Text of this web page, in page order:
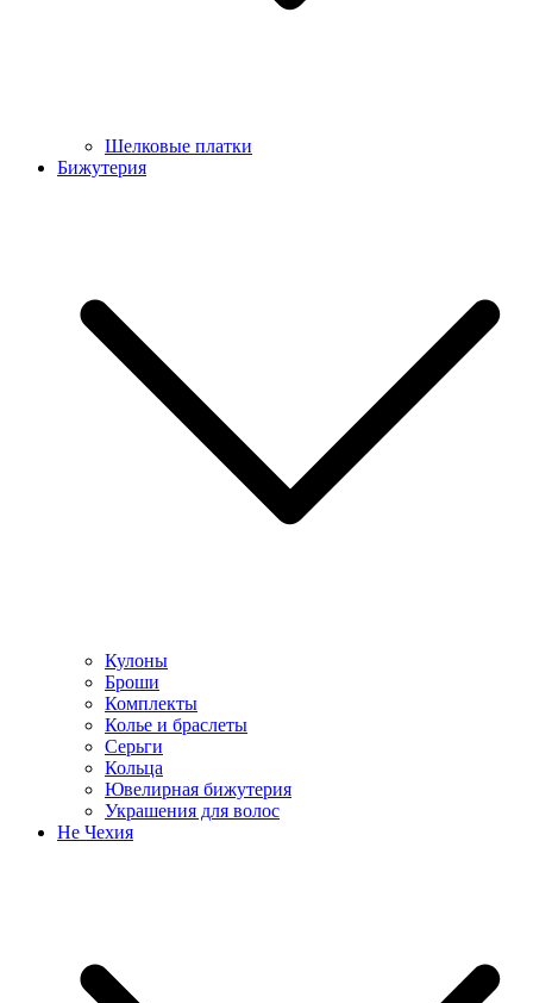
Шелковые платки
Бижутерия
Кулоны
Броши
Комплекты
Колье и браслеты
Серьги
Кольца
Ювелирная бижутерия
Украшения для волос
Не Чехия